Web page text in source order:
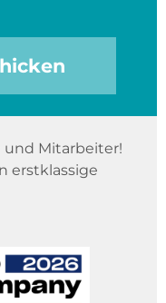
Mitarbeiter!
erstklassige